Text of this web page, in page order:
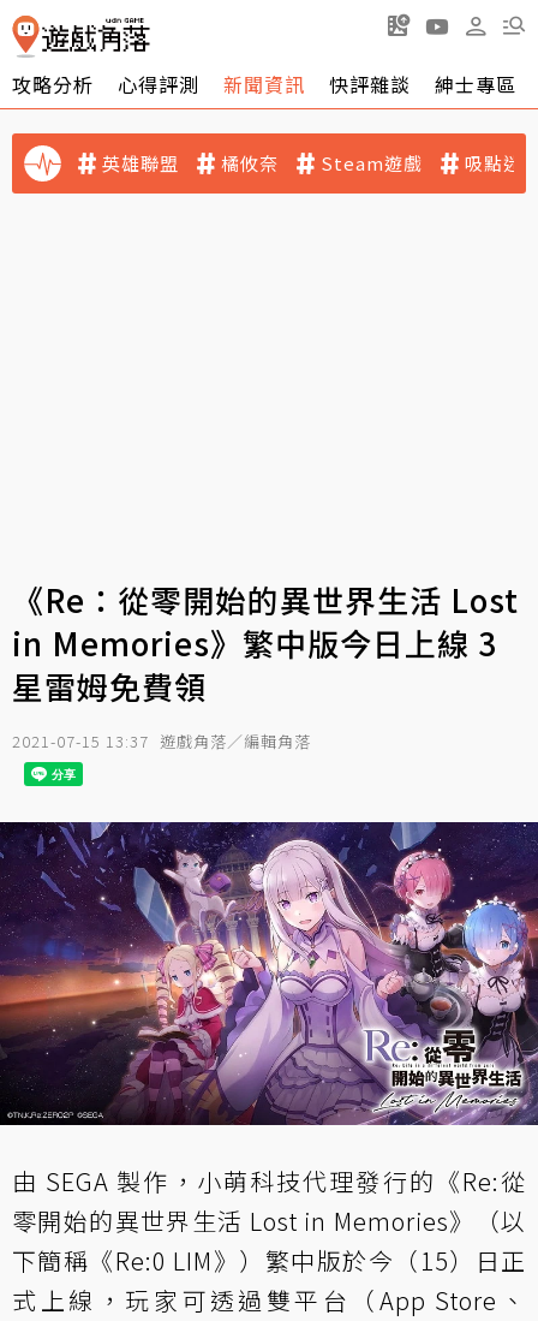
攻略分析 心得評測 新聞資訊 快評雜談 紳士專區
英雄聯盟 橘攸奈 Steam遊戲 吸點迷
《Re：從零開始的異世界生活 Lost
in Memories》繁中版今日上線 3
星雷姆免費領
2021-07-15 13:37 遊戲角落／編輯角落
由 SEGA 製作，小萌科技代理發行的《Re:從
零開始的異世界生活 Lost in Memories》（以
下簡稱《Re:0 LIM》）繁中版於今（15）日正
式上線，玩家可透過雙平台（App Store、